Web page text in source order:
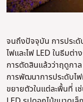
จนถึงปัจจุบัน การประ
ไฟและไฟ LED ในธีม
การตัดสินแล้วว่าฤดูกา
การพัฒนาการประดับไ
ขยายตัวในแต่ละพื้นที่ เ